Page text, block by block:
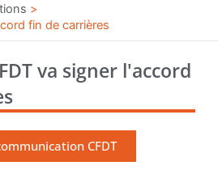
fin de carrières
va signer l'accord
CFDT